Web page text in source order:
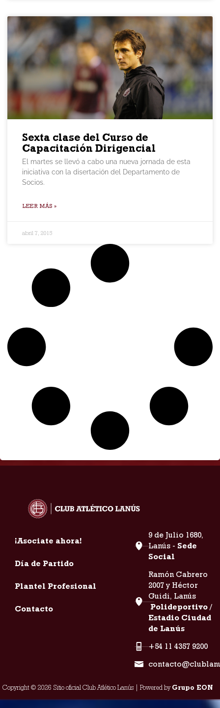
Sexta clase del Curso de
Capacitación Dirigencial
El martes se llevó a cabo una nueva jornada de esta
iniciativa con la disertación del Departamento de
Socios.
LEER MÁS »
abril 7, 2015
¡Asociate ahora!
Día de Partido
Plantel Profesional
Contacto
9 de Julio 1680,
Lanús - Sede
Social
Ramón Cabrero
2007 y Héctor
Guidi, Lanús
Polideportivo /
Estadio Ciudad
de Lanús
+54 11 4357 9200
Copyright © 2026 Sitio oficial Club Atlético Lanús | Powered byGrupo EON